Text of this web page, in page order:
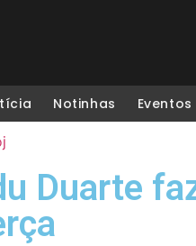
Notinhas Eventos
Duarte